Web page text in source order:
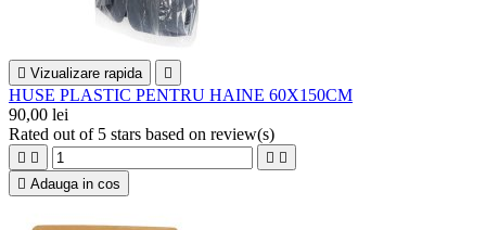
 Vizualizare rapida 
HUSE PLASTIC PENTRU HAINE 60X150CM
90,00 lei
Rated out of 5 stars based on review(s)
   
 Adauga in cos